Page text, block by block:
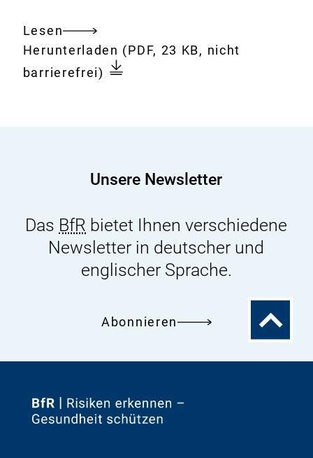
Lesen
Gesamtes
Dokument
Download:
Herunterladen Search
Tips
(PDF, 23 KB, nicht
barrierefrei)
Unsere Newsletter
Das BfR bietet Ihnen verschiedene
Newsletter in deutscher und
englischer Sprache.
Abonnieren
Zum
Zur